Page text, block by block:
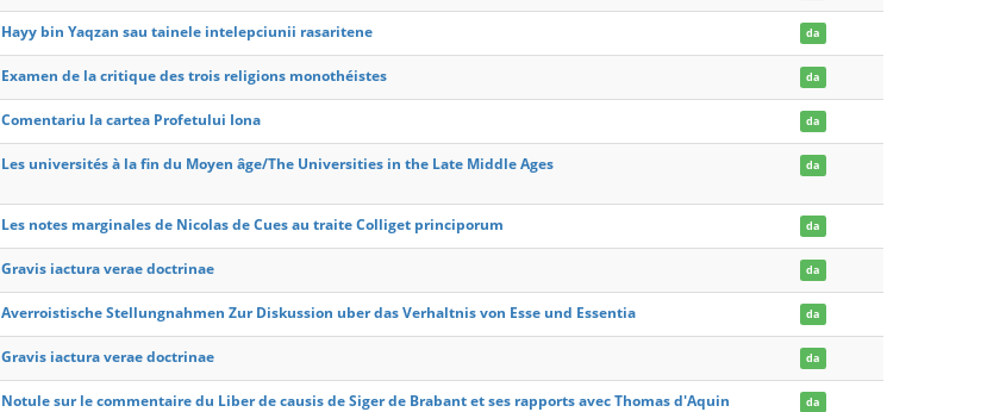
Hayy bin Yaqzan sau tainele intelepciunii rasaritene da
Examen de la critique des trois religions monothéistes da
Comentariu la cartea Profetului Iona da
Les universités à la fin du Moyen âge/The Universities in the Late Middle Ages da
Les notes marginales de Nicolas de Cues au traite Colliget principorum da
Gravis iactura verae doctrinae da
Averroistische Stellungnahmen Zur Diskussion uber das Verhaltnis von Esse und Essentia da
Gravis iactura verae doctrinae da
Notule sur le commentaire du Liber de causis de Siger de Brabant et ses rapports avec Thomas d'Aquin da